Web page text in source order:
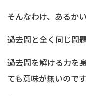
そんなわけ、あるか
過去問と全く同じ問
過去問を解ける力を
ても意味が無いのです